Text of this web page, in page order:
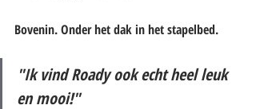
Bovenin. Onder het dak in het stapelbed.
"Ik vind Roady ook echt heel leuk
en mooi!"